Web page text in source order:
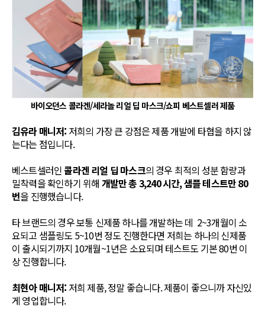
바이오던스 콜라겐/세라놀 리얼 딥 마스크/쇼피 베스트셀러 제품
김유라 매니저: 저희의 가장 큰 강점은 제품 개발에 타협을 하지 않
는다는 점입니다.
베스트셀러인콜라겐 리얼 딥 마스크의 경우 최적의 성분 함량과
밀착력을 확인하기 위해 개발만 총 3,240 시간, 샘플 테스트만 80
번을 진행했습니다.
타 브랜드의 경우 보통 신제품 하나를 개발하는 데 2~3개월이 소
요되고 샘플링도 5~10번 정도 진행한다면 저희는 하나의 신제품
이 출시되기까지 10개월~1년은 소요되며 테스트도 기본 80번 이
상 진행합니다.
최현아 매니저: 저희 제품, 정말 좋습니다. 제품이 좋으니까 자신있
게 영업합니다.